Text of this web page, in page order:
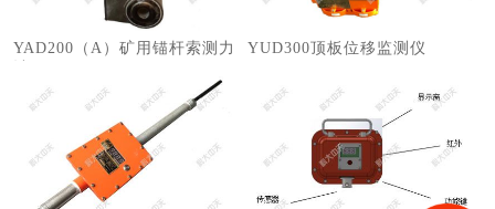
YAD200（A）矿用锚杆索测力
​YUD300顶板位移监测仪